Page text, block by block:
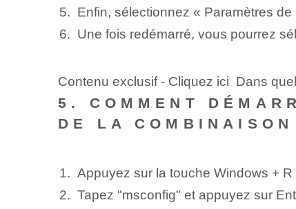
Enfin, sélectionnez « Paramètres
Une fois redémarré, vous pourrez
Contenu exclusif - Cliquez ici Dans
5. COMMENT
DE LA
Appuyez sur la touche Windows +
Tapez "msconfig" et appuyez sur